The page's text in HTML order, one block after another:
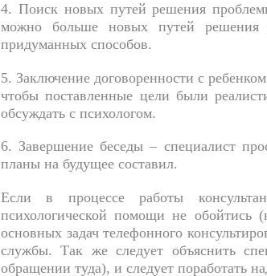
4. Поиск новых путей решения
можно больше новых путей решения
придуманных способов.
5. Заключение договоренности с
чтобы поставленные цели были
обсуждать с психологом.
6. Завершение беседы – специалист
планы на будущее составил.
Если в процессе работы
психологической помощи не обойтись
основных задач телефонного
службы. Так же следует объяснить
обращении туда), и следует поработать